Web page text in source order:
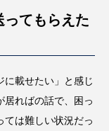
てもらえた
に載せたい」と感じ
居ればの話で、困っ
ては難しい状況だっ